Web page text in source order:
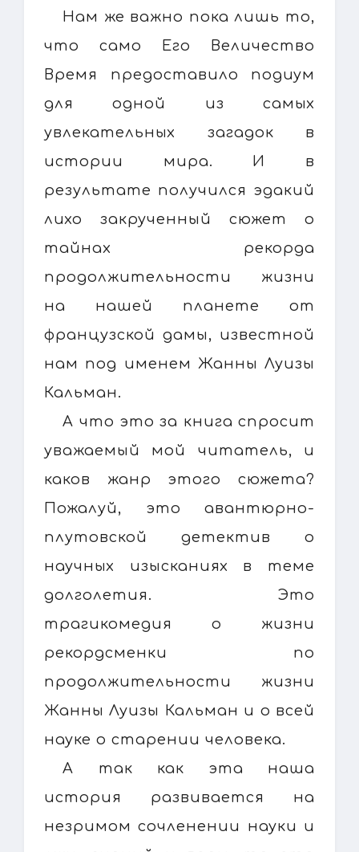
Нам же важно пока лишь то,
что само Его Величество
Время предоставило подиум
для одной из самых
увлекательных загадок в
истории мира. И в
результате получился эдакий
лихо закрученный сюжет о
тайнах рекорда
продолжительности жизни
на нашей планете от
французской дамы, известной
нам под именем Жанны Луизы
Кальман.
А что это за книга спросит
уважаемый мой читатель, и
каков жанр этого сюжета?
Пожалуй, это авантюрно-
плутовской детектив о
научных изысканиях в теме
долголетия. Это
трагикомедия о жизни
рекордсменки по
продолжительности жизни
Жанны Луизы Кальман и о всей
науке о старении человека.
А так как эта наша
история развивается на
незримом сочленении науки и